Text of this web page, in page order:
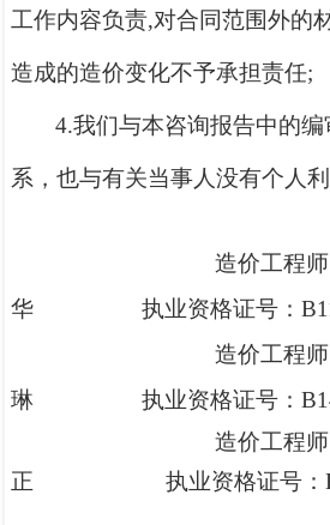
工作内容负责,对合同范围外的
造成的造价变化不予承担责任;
4.我们与本咨询报告中的
系，也与有关当事人没有个人
造价工程师（签
华
执业资格证号：
造价工程师（签
琳 执业资格证号：
造价工程
正
执业资格证号